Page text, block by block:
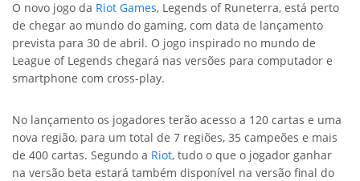
O novo jogo da Riot Games, Legends of Runeterra, está perto
de chegar ao mundo do gaming, com data de lançamento
prevista para 30 de abril. O jogo inspirado no mundo de
League of Legends chegará nas versões para computador e
smartphone com cross-play.
No lançamento os jogadores terão acesso a 120 cartas e uma
nova região, para um total de 7 regiões, 35 campeões e mais
de 400 cartas. Segundo a Riot, tudo o que o jogador ganhar
na versão beta estará também disponível na versão final do